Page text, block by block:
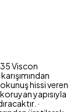
Viscon
hissi veren
yapısıyla
·